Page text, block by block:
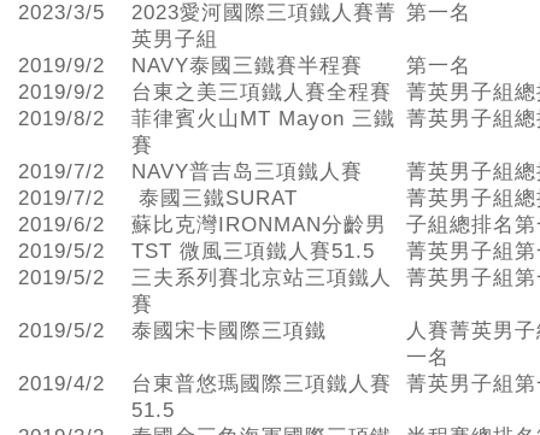
2023/3/5
2023愛河國際三項鐵人賽菁
英男子組
第一名
2019/9/2 NAVY泰國三鐵賽半程賽
第一名
2019/9/2
台東之美三項鐵人賽全程賽
菁英男子組
2019/8/2
菲律賓火山MT Mayon 三鐵
賽
菁英男子組
2019/7/2 NAVY普吉岛三項鐵人賽
菁英男子組
2019/7/2
泰國三鐵SURAT
菁英男子組
2019/6/2
蘇比克灣IRONMAN分齡男
子組總排名
2019/5/2
TST 微風三項鐵人賽51.5
菁英男子組
2019/5/2
三夫系列賽北京站三項鐵人
賽
菁英男子組
2019/5/2 泰國宋卡國際三項鐵
人賽菁英男
一名
2019/4/2
台東普悠瑪國際三項鐵人賽
51.5
菁英男子組